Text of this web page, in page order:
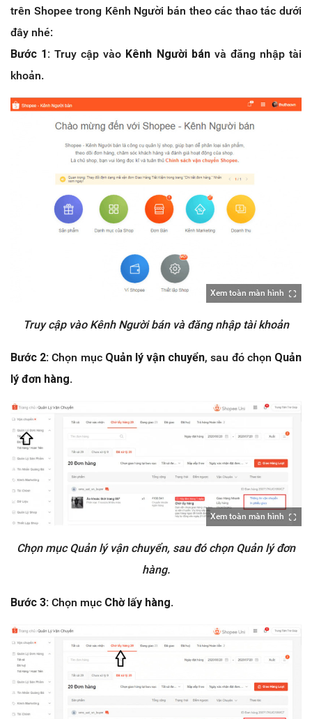
trên Shopee trong Kênh Người bán theo các thao tác dưới
đây nhé:
Bước 1:Truy cập vào Kênh Người bánvà đăng nhập tài
khoản.
Xem toàn màn hình
Truy cập vào Kênh Người bán và đăng nhập tài khoản
Bước 2:Chọn mục Quản lý vận chuyển, sau đó chọn Quản
lý đơn hàng.
Xem toàn màn hình
Chọn mục Quản lý vận chuyển, sau đó chọn Quản lý đơn
hàng.
Bước 3: Chọn mục Chờ lấy hàng.